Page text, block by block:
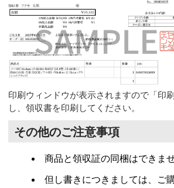
印刷ウィンドウが表示されますので「印
し、領収書を印刷してください。
その他のご注意事項
商品と領収証の同梱はできませ
但し書きにつきましては、ご